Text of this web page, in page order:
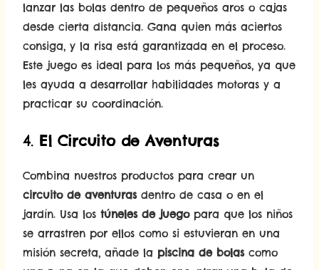
lanzar las bolas dentro de pequeños aros o cajas
desde cierta distancia. Gana quien más aciertos
consiga, y la risa está garantizada en el proceso.
Este juego es ideal para los más pequeños, ya que
les ayuda a desarrollar habilidades motoras y a
practicar su coordinación.
4. El Circuito de Aventuras
Combina nuestros productos para crear un
circuito de aventurasdentro de casa o en el
jardín. Usa lostúneles de juegopara que los niños
se arrastren por ellos como si estuvieran en una
misión secreta, añade la piscina de bolascomo